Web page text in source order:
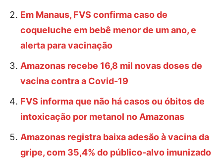
Em Manaus, FVS confirma caso de
coqueluche em bebê menor de um ano, e
alerta para vacinação
Amazonas recebe 16,8 mil novas doses de
vacina contra a Covid-19
FVS informa que não há casos ou óbitos de
intoxicação por metanol no Amazonas
Amazonas registra baixa adesão à vacina da
gripe, com 35,4% do público-alvo imunizado